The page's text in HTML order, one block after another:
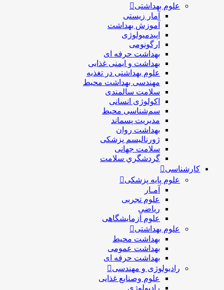
علوم بهداشتی
آمار زیستی
آموزش بهداشت
اپیدمیولوژی
ارگونومی
بهداشت حرفه ای
بهداشت و ایمنی غذایی
علوم بهداشتی در تغذیه
مهندسی بهداشت محيط
سلامت سالمندی
اکولوژی انسانی
سم‌شناسی محیط
مدیریت پسماند
بهداشت روان
ژورنالیسم پزشکی
سلامت جهانی
گردشگري سلامت
کارشناسی
علوم پایه پزشکی
آمـار
علوم تجربی
ریاضی
علوم آزمایشگاهی
علوم بهداشتی
بهداشت محیط
بهداشت عمومی
بهداشت حرفه ای
رادیولوژی و مهندسی
علوم وصنایع غذایی
رادیولوژی